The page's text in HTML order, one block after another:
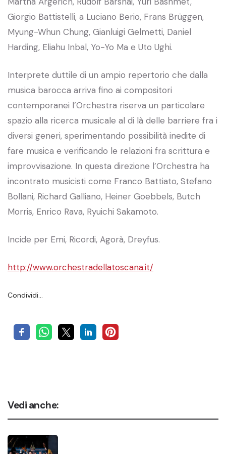
Giorgio Battistelli, a Luciano Berio, Frans Brüggen,
Myung-Whun Chung, Gianluigi Gelmetti, Daniel
Harding, Eliahu Inbal, Yo-Yo Ma e Uto Ughi.
Interprete duttile di un ampio repertorio che dalla
musica barocca arriva fino ai compositori
contemporanei l’Orchestra riserva un particolare
spazio alla ricerca musicale al di là delle barriere fra i
diversi generi, sperimentando possibilità inedite di
fare musica e verificando le relazioni fra scrittura e
improvvisazione. In questa direzione l’Orchestra ha
incontrato musicisti come Franco Battiato, Stefano
Bollani, Richard Galliano, Heiner Goebbels, Butch
Morris, Enrico Rava, Ryuichi Sakamoto.
Incide per Emi, Ricordi, Agorà, Dreyfus.
http://www.orchestradellatoscana.it/
Condividi…
Vedi anche: